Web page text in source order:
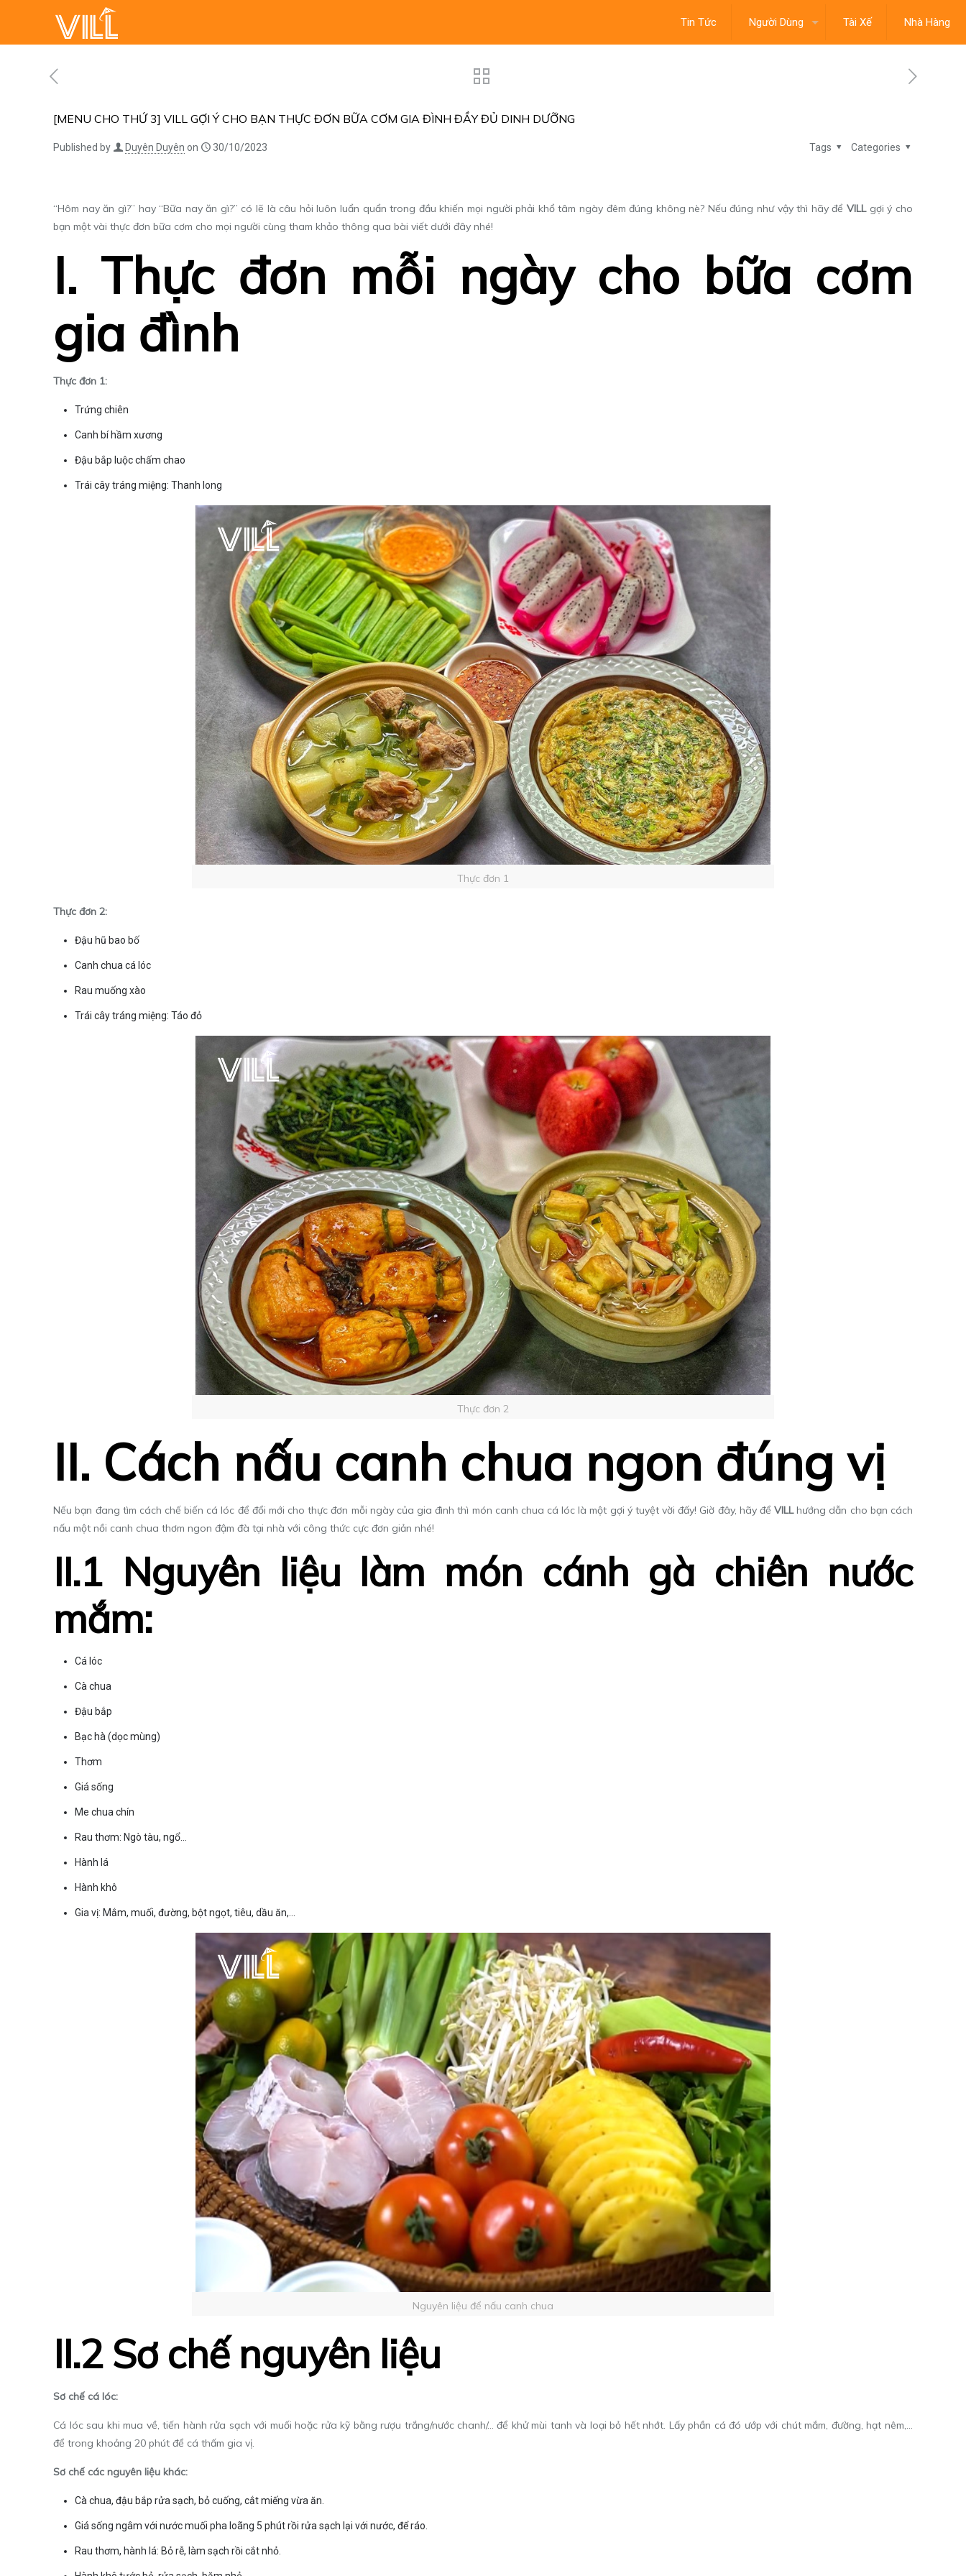
Tin Tức Người Dùng Tài Xế Nhà Hàng
[MENU CHO THỨ 3] VILL GỢI Ý CHO BẠN THỰC ĐƠN BỮA CƠM GIA ĐÌNH ĐẦY ĐỦ DINH DƯỠNG
Published by Duyên Duyên on 30/10/2023 Categories
Tags
“Hôm nay ăn gì?” hay “Bữa nay ăn gì?” có lẽ là câu hỏi luôn luẩn quẩn trong đầu khiến mọi người phải khổ tâm ngày đêm đúng không nè? Nếu đúng như vậy thì hãy đểVILLgợi ý cho
bạn một vàithực đơn bữa cơm cho mọi người cùng tham khảo thông qua bài viết dưới đây nhé!
I. Thực đơn mỗi ngày cho bữa cơm
gia đình
Thực đơn 1:
Trứng chiên
Canh bí hầm xương
Đậu bắp luộc chấm chao
Trái cây tráng miệng: Thanh long
Thực đơn 1
Thực đơn 2:
Đậu hũ bao bố
Canh chua cá lóc
Rau muống xào
Trái cây tráng miệng: Táo đỏ
Thực đơn 2
II. Cách nấu canh chua ngon đúng vị
Nếu bạn đang tìm cách chế biến cá lóc để đổi mới cho thực đơn mỗi ngày của gia đình thì món canh chua cá lóc là một gợi ý tuyệt vời đấy! Giờ đây, hãy đểVILLhướng dẫn cho bạn cách
nấu một nồi canh chua thơm ngon đậm đà tại nhà với công thức cực đơn giản nhé!
II.1 Nguyên liệu làm món cánh gà chiên nước
mắm:
Cá lóc
Cà chua
Đậu bắp
Bạc hà (dọc mùng)
Thơm
Giá sống
Me chua chín
Rau thơm: Ngò tàu, ngổ…
Hành lá
Hành khô
Gia vị: Mắm, muối, đường, bột ngọt, tiêu, dầu ăn,…
Nguyên liệu để nấu canh chua
II.2 Sơ chế nguyên liệu
Sơ chế cá lóc:
Cá lóc sau khi mua về, tiến hành rửa sạch với muối hoặc rửa kỹ bằng rượu trắng/nước chanh/… để khử mùi tanh và loại bỏ hết nhớt. Lấy phần cá đó ướp với chút mắm, đường, hạt nêm,…
để trong khoảng 20 phút để cá thấm gia vị.
Sơ chế các nguyên liệu khác:
Cà chua, đậu bắp rửa sạch, bỏ cuống, cắt miếng vừa ăn.
Giá sống ngâm với nước muối pha loãng 5 phút rồi rửa sạch lại với nước, để ráo.
Rau thơm, hành lá: Bỏ rễ, làm sạch rồi cắt nhỏ.